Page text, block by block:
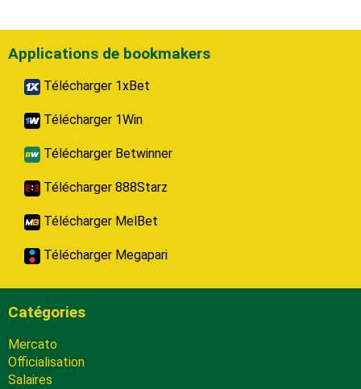
Applications de bookmakers
Télécharger 1xBet
Télécharger 1Win
Télécharger Betwinner
Télécharger 888Starz
Télécharger MelBet
Télécharger Megapari
Catégories
Mercato
Officialisation
Salaires